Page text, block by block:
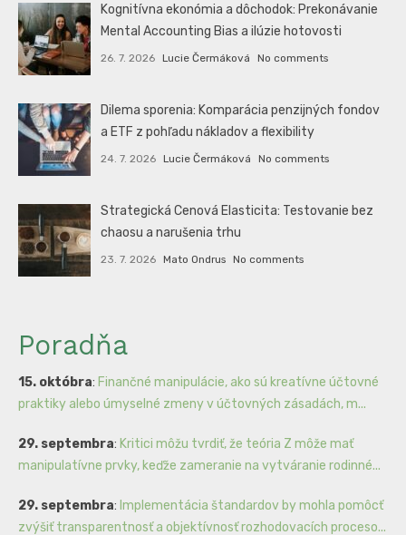
Kognitívna ekonómia a dôchodok: Prekonávanie
Mental Accounting Bias a ilúzie hotovosti
26. 7. 2026 Lucie Čermáková No comments
Dilema sporenia: Komparácia penzijných fondov
a ETF z pohľadu nákladov a flexibility
24. 7. 2026 Lucie Čermáková No comments
Strategická Cenová Elasticita: Testovanie bez
chaosu a narušenia trhu
23. 7. 2026 Mato Ondrus No comments
Poradňa
15. októbra: Finančné manipulácie, ako sú kreatívne účtovné
praktiky alebo úmyselné zmeny v účtovných zásadách, m...
29. septembra: Kritici môžu tvrdiť, že teória Z môže mať
manipulatívne prvky, keďže zameranie na vytváranie rodinné...
29. septembra: Implementácia štandardov by mohla pomôcť
zvýšiť transparentnosť a objektívnosť rozhodovacích proceso...